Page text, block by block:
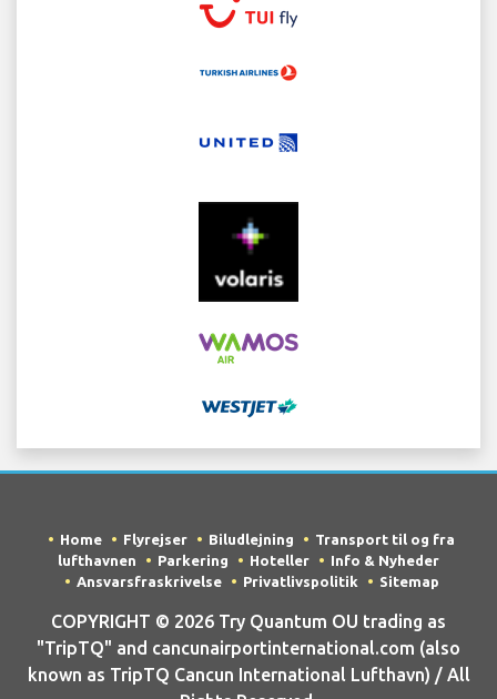
Home Flyrejser Biludlejning
Transport til og fra
lufthavnen
Parkering Hoteller
Info & Nyheder
Ansvarsfraskrivelse
Privatlivspolitik Sitemap
COPYRIGHT © 2026 Try Quantum OU trading as
"TripTQ" and cancunairportinternational.com (also
known as TripTQ Cancun International Lufthavn) / All